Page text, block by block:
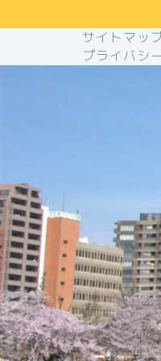
サイトマッ
プライバシ